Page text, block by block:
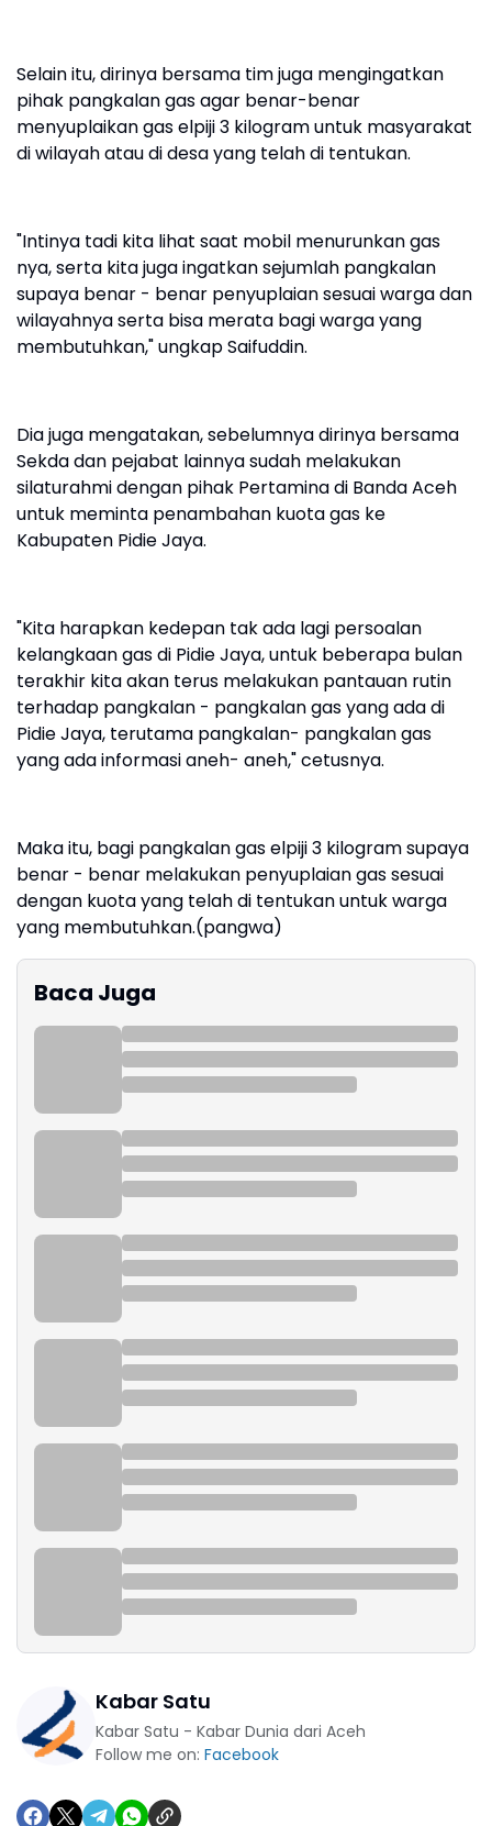
Selain itu, dirinya bersama tim juga mengingatkan
pihak pangkalan gas agar benar-benar
menyuplaikan gas elpiji 3 kilogram untuk masyarakat
di wilayah atau di desa yang telah di tentukan.
"Intinya tadi kita lihat saat mobil menurunkan gas
nya, serta kita juga ingatkan sejumlah pangkalan
supaya benar - benar penyuplaian sesuai warga dan
wilayahnya serta bisa merata bagi warga yang
membutuhkan," ungkap Saifuddin.
Dia juga mengatakan, sebelumnya dirinya bersama
Sekda dan pejabat lainnya sudah melakukan
silaturahmi dengan pihak Pertamina di Banda Aceh
untuk meminta penambahan kuota gas ke
Kabupaten Pidie Jaya.
"Kita harapkan kedepan tak ada lagi persoalan
kelangkaan gas di Pidie Jaya, untuk beberapa bulan
terakhir kita akan terus melakukan pantauan rutin
terhadap pangkalan - pangkalan gas yang ada di
Pidie Jaya, terutama pangkalan- pangkalan gas
yang ada informasi aneh- aneh," cetusnya.
Maka itu, bagi pangkalan gas elpiji 3 kilogram supaya
benar - benar melakukan penyuplaian gas sesuai
dengan kuota yang telah di tentukan untuk warga
yang membutuhkan.(pangwa)
Baca Juga
Kabar Satu
Kabar Satu - Kabar Dunia dari Aceh
Follow me on: Facebook